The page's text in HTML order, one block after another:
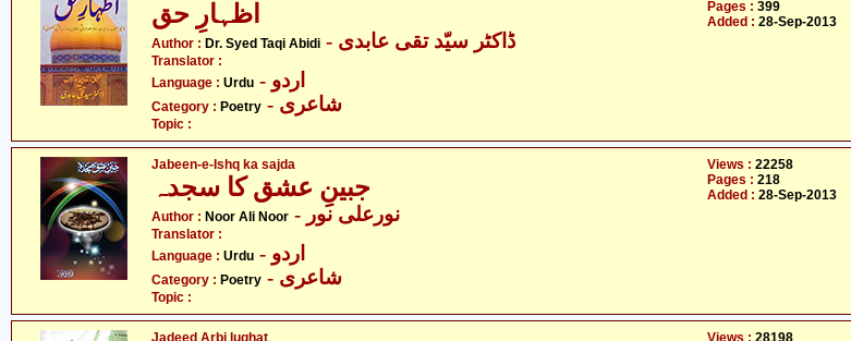
اظہارِ حق
Author : Dr. Syed Taqi Abidi - ڈاکٹر سیّد تقی عابدی
Translator :
Language : Urdu - اردو
Category : Poetry - شاعری
Topic :
Pages : 399
Added : 28-Sep-2013
Jabeen-e-Ishq ka sajda
جبینِ عشق کا سجدہ
Author : Noor Ali Noor - نورعلی نور
Translator :
Language : Urdu - اردو
Category : Poetry - شاعری
Topic :
Views : 22258
Pages : 218
Added : 28-Sep-2013
Jadeed Arbi lughat Views : 28198